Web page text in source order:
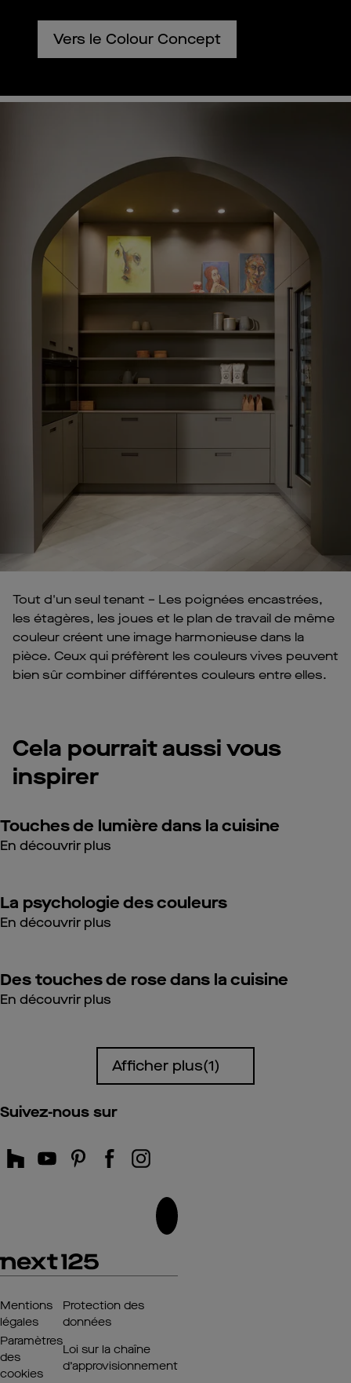
Vers le Colour Concept
Tout d'un seul tenant – Les poignées encastrées,
les étagères, les joues et le plan de travail de même
couleur créent une image harmonieuse dans la
pièce. Ceux qui préfèrent les couleurs vives peuvent
bien sûr combiner différentes couleurs entre elles.
Cela pourrait aussi vous
inspirer
Touches de lumière dans la cuisine
En découvrir plus
La psychologie des couleurs
En découvrir plus
Des touches de rose dans la cuisine
En découvrir plus
Afficher plus(1)
Mentions
légales
Protection des
données
Paramètres
des
cookies
Loi sur la chaîne
d’approvisionnement
Suivez-nous sur